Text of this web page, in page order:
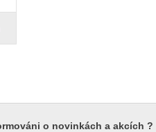
o novinkách a akcích ?